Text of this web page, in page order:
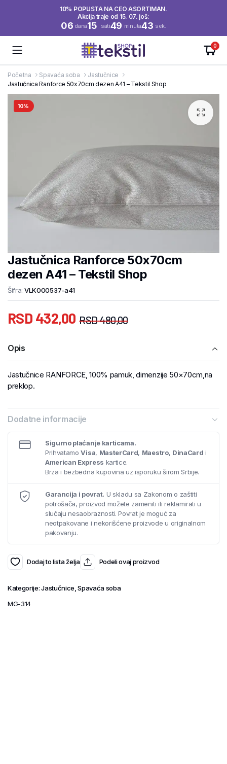
10% POPUSTA NA CEO ASORTIMAN.
Akcija traje od 15. 07. još:
06 dana15 sati49 minuta43 sek.
0
Početna Spavaća soba
Jastučnice
Jastučnica Ranforce 50x70cm dezen A41 – Tekstil Shop
10%
Jastučnica Ranforce 50x70cm
dezen A41 – Tekstil Shop
Šifra: VLK000537-a41
RSD480,00
RSD 432,00
Opis
Jastučnice RANFORCE, 100% pamuk, dimenzije 50×70cm,na
preklop.
Dodatne informacije
Sigurno plaćanje karticama.
PrihvatamoVisa, MasterCard, Maestro, DinaCard i
American Express kartice.
Brza i bezbedna kupovina uz isporuku širom Srbije.
Garancija i povrat. U skladu sa Zakonom o zaštiti
potrošača, proizvod možete zameniti ili reklamirati u
slučaju nesaobraznosti. Povrat je moguć za
neotpakovane i nekorišćene proizvode u originalnom
pakovanju.
Dodaj to lista želja Podeli ovaj proizvod
Kategorije:Jastučnice ,Spavaća soba
MG-314